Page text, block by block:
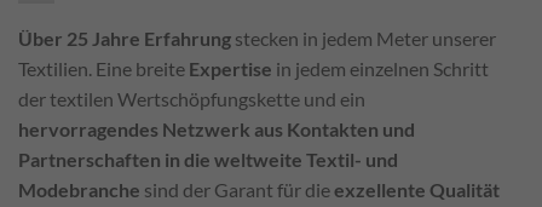
Über 25 Jahre Erfahrung stecken in jedem Meter unserer
Textilien. Eine breite Expertise in jedem einzelnen Schritt
der textilen Wertschöpfungskette und ein
hervorragendes Netzwerk aus Kontakten und
Partnerschaften in die weltweite Textil- und
Modebranche sind der Garant für dieexzellente Qualität